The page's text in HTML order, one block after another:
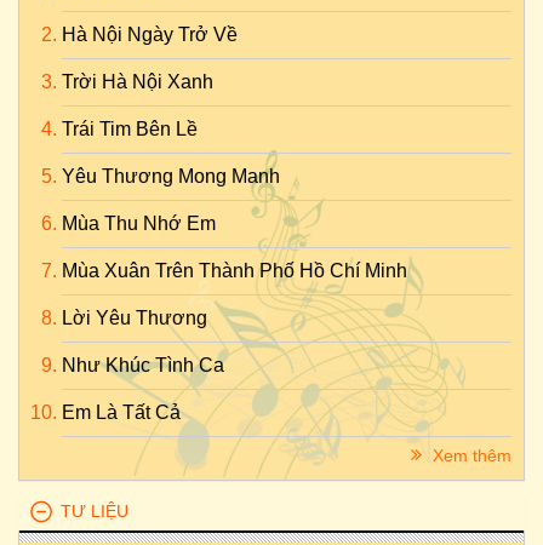
Hà Nội Ngày Trở Về
Trời Hà Nội Xanh
Trái Tim Bên Lề
Yêu Thương Mong Manh
Mùa Thu Nhớ Em
Mùa Xuân Trên Thành Phố Hồ Chí Minh
Lời Yêu Thương
Như Khúc Tình Ca
Em Là Tất Cả
Xem thêm
TƯ LIỆU